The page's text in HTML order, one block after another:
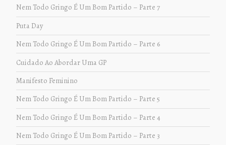
Nem Todo Gringo É Um Bom Partido – Parte 7
Puta Day
Nem Todo Gringo É Um Bom Partido – Parte 6
Cuidado Ao Abordar Uma GP
Manifesto Feminino
Nem Todo Gringo É Um Bom Partido – Parte 5
Nem Todo Gringo É Um Bom Partido – Parte 4
Nem Todo Gringo É Um Bom Partido – Parte 3